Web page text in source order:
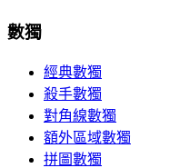
數獨
經典數獨
殺手數獨
對角線數獨
額外區域數獨
拼圖數獨